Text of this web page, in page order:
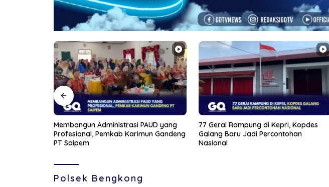
77 Gerai Rampung di Kepri, Kopdes
Galang Baru Jadi Percontohan
Nasional
Jelang HUT RI ke-81, 33 Calon Paskibra
Bintan Jalani Pembekalan
Polsek Bengkong